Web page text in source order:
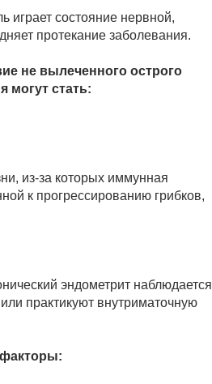
играет состояние нервной,
протекание заболевания.
не вылеченного острого
могут стать:
из-за которых иммунная
к прогрессированию грибков,
эндометрит наблюдается
практикуют внутриматочную